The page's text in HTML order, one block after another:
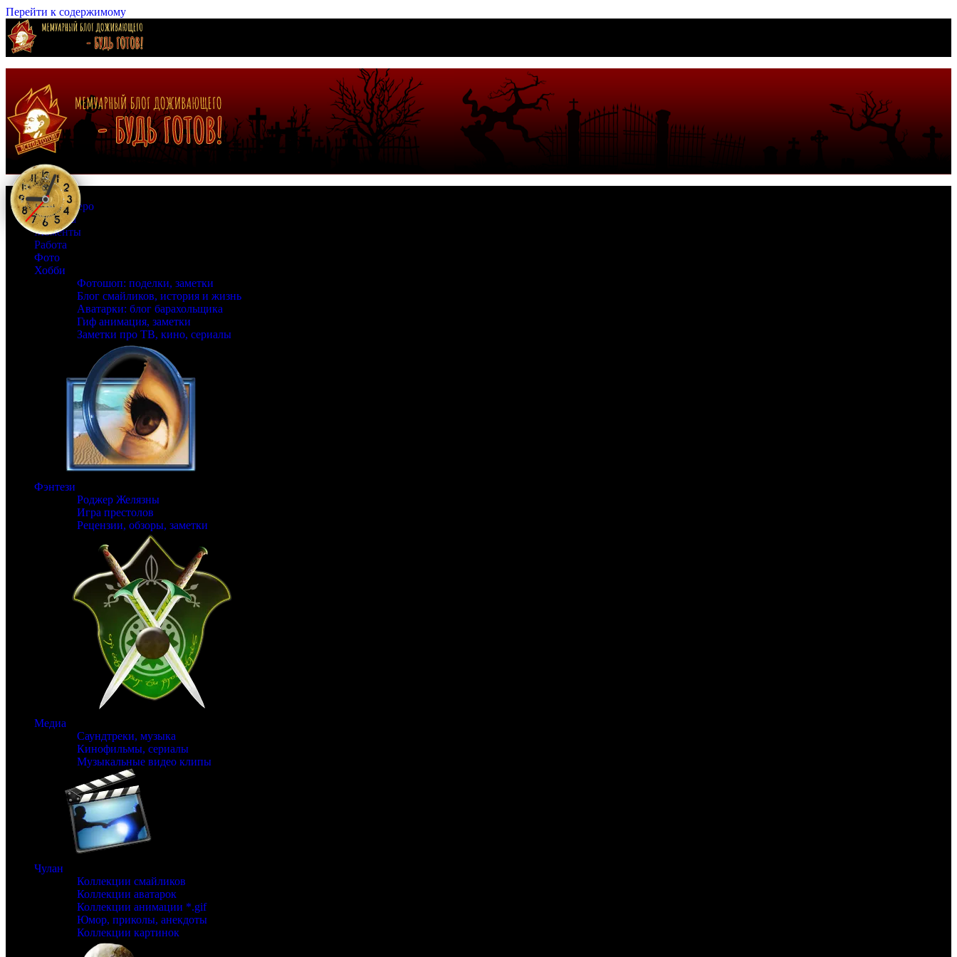
Перейти к содержимому
Страна Зеро
Времена
Моменты
Работа
Фото
Хобби
Фотошоп: поделки, заметки
Блог смайликов, история и жизнь
Аватарки: блог барахольщика
Гиф анимация, заметки
Заметки про ТВ, кино, сериалы
Фэнтези
Роджер Желязны
Игра престолов
Рецензии, обзоры, заметки
Медиа
Саундтреки, музыка
Кинофильмы, сериалы
Музыкальные видео клипы
Чулан
Коллекции смайликов
Коллекции аватарок
Коллекции анимации *.gif
Юмор, приколы, анекдоты
Коллекции картинок